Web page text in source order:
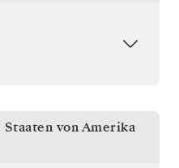
von Amerika